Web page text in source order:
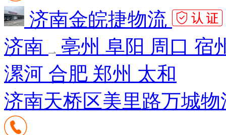
济南金皖捷物流
济南
亳州 阜阳 周口 宿
漯河 合肥 郑州 太和
济南天桥区美里路万城